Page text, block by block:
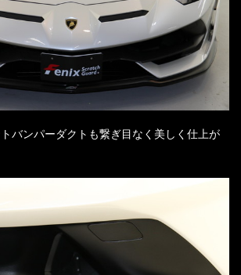
バンパーダクトも繋ぎ目なく美しく仕上が